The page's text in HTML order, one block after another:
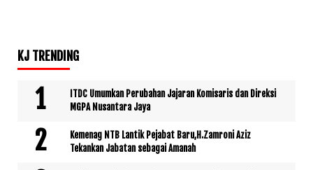
KJ TRENDING
ITDC Umumkan Perubahan Jajaran Komisaris dan Direksi
MGPA Nusantara Jaya
Kemenag NTB Lantik Pejabat Baru,H.Zamroni Aziz
Tekankan Jabatan sebagai Amanah